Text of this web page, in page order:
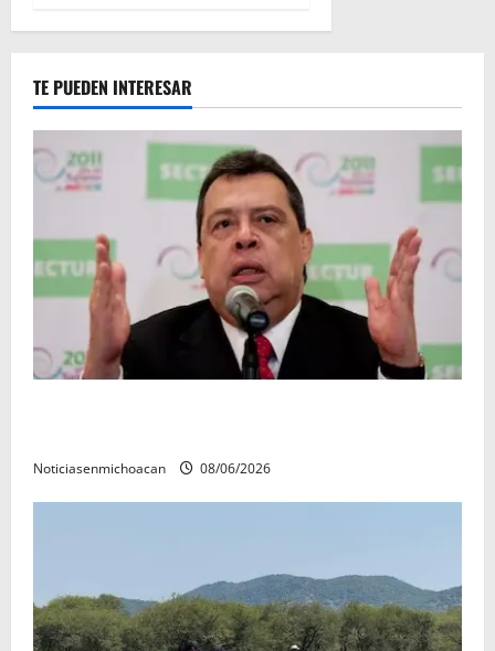
TE PUEDEN INTERESAR
Noticiasenmichoacan 08/06/2026